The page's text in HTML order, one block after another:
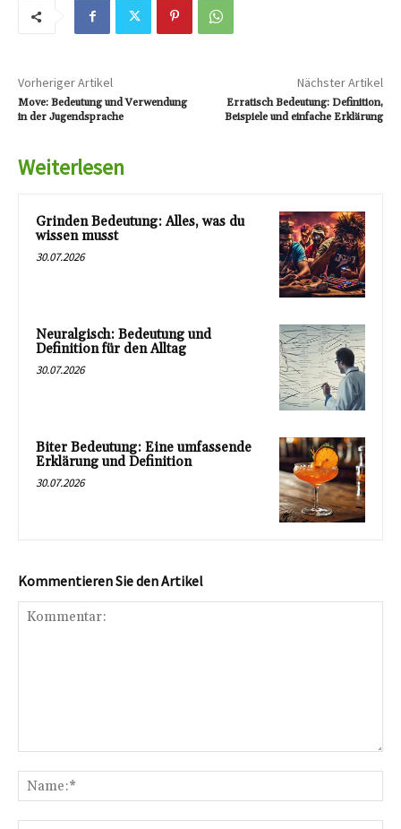
Vorheriger Artikel
Move: Bedeutung und Verwendung
in der Jugendsprache
Nächster Artikel
Erratisch Bedeutung: Definition,
Beispiele und einfache Erklärung
Weiterlesen
Grinden Bedeutung: Alles, was du
wissen musst
30.07.2026
Neuralgisch: Bedeutung und
Definition für den Alltag
30.07.2026
Biter Bedeutung: Eine umfassende
Erklärung und Definition
30.07.2026
Kommentieren Sie den Artikel